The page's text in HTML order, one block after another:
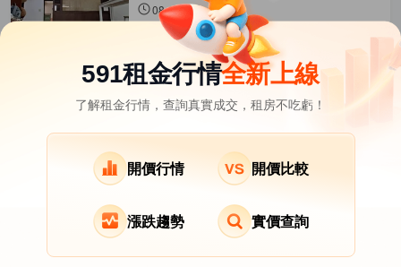
08-07發佈
28,000元/月
距景安 中和新蘆線 477公尺
其它租屋 熱門在租社區
土城區租屋
五股區租屋
泰山區租屋 八里區租屋 三芝區租屋
591租金行情全新上線
了解租金行情，查詢真實成交，租房不吃虧！
開價行情 開價比較
漲跌趨勢 實價查詢